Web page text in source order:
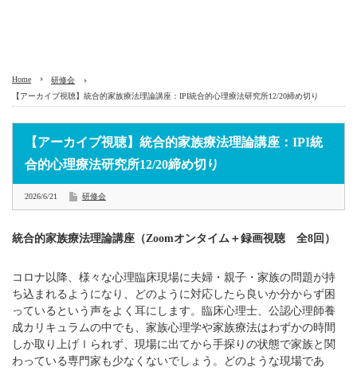
Home
研修会
【アーカイブ視聴】統合的家族療法理論講座：IPI統合的心理療法研究所12/20締め切り
【アーカイブ視聴】統合的家族療法理論講座：IPI統
合的心理療法研究所12/20締め切り
2026/6/21 研修会
統合的家族療法理論講座（Zoomオンタイム＋録画視聴 全8回）
コロナ以降、様々な心理臨床現場に夫婦・親子・家族の問題が持
ち込まれるようになり、どのように対応したら良いか分からず困
っているという声をよく耳にします。臨床心理士、公認心理師養
成カリキュラムの中でも、家族心理学や家族療法はわずかの時間
しか取り上げｌられず、現場に出てから手探りの状態で家族と関
わっている専門家も少なくないでしょう。どのような現場であ